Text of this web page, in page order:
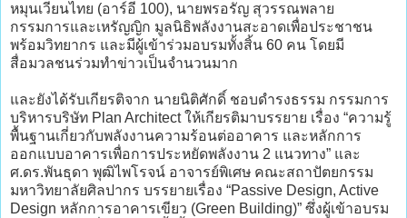
หมุนเวียนไทย (อาร์อี 100), นายพรอรัญ สุวรรณพลาย
กรรมการและเหรัญญิก มูลนิธิพลังงานสะอาดเพื่อประชาชน
พร้อมวิทยากร และมีผู้เข้าร่วมอบรมทั้งสิ้น 60 คน โดยมี
สื่อมวลชนร่วมทำข่าวเป็นจำนวนมาก
และยังได้รับเกียรติจาก นายนิติศักดิ์ ชอบดำรงธรรม กรรมการ
บริหารบริษัท Plan Architect ให้เกียรติมาบรรยาย เรื่อง “ความรู้
พื้นฐานเกี่ยวกับพลังงานความร้อนต่ออาคาร และหลักการ
ออกแบบอาคารเพื่อการประหยัดพลังงาน 2 แนวทาง” และ
ศ.ดร.พันธุดา พุฒิไพโรจน์ อาจารย์พิเศษ คณะสถาปัตยกรรม
มหาวิทยาลัยศิลปากร บรรยายเรื่อง “Passive Design, Active
Design หลักการอาคารเขียว (Green Building)” ซึ่งผู้เข้าอบรม